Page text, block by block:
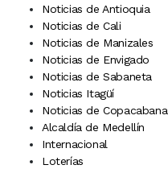
Noticias de Antioquia
Noticias de Cali
Noticias de Manizales
Noticias de Envigado
Noticias de Sabaneta
Noticias Itagüí
Noticias de Copacabana
Alcaldía de Medellín
Internacional
Loterías